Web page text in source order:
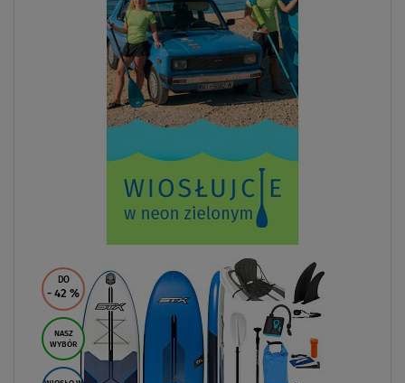
DO
- 42 %
NASZ
WYBÓR